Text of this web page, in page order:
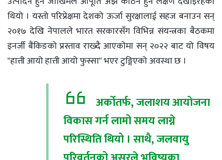
थियो । यस्तो परिप्रेक्षमा देशको ऊर्जा सुरक्षालाई सहज बनाउन सन्
२०१७ देखि नेपालले भारत सरकारसँग विभिन्न संयन्त्रका बैठकमा
इनर्जी बैंकिङको प्रस्ताव राख्दै आएकोमा सन् २०२२ बाट यो विषय
"हात्ती आयो हात्ती आयो फुस्सा" भएर टुङ्गिएको अवस्था छ ।
अर्कोतर्फ, जलाशय आयोजना
विकास गर्न लामो समय लाग्ने
परिस्थिति थियो । साथै, जलवायु